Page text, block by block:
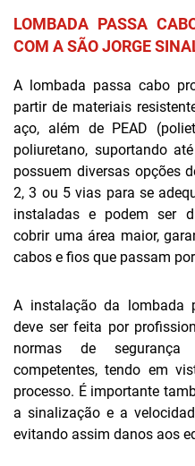
LOMBADA PASSA
COM A SÃO JORGE
A lombada passa cabo
partir de materiais
aço, além de PEAD
poliuretano, suportando
possuem diversas opções
2, 3 ou 5 vias para se
instaladas e podem ser
cobrir uma área maior,
cabos e fios que passam
A instalação da lombada
deve ser feita por
normas de segurança
competentes, tendo em
processo. É importante
a sinalização e a
evitando assim danos aos